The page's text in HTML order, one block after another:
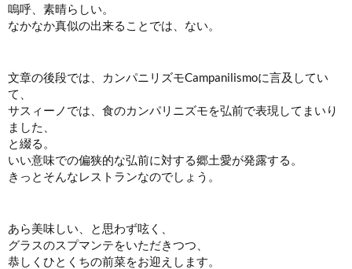
嗚呼、素晴らしい。
なかなか真似の出来ることでは、ない。
文章の後段では、カンパニリズモCampanilismoに言及してい
て、
サスィーノでは、食のカンパリニズモを弘前で表現してまいり
ました、
と綴る。
いい意味での偏狭的な弘前に対する郷土愛が発露する。
きっとそんなレストランなのでしょう。
あら美味しい、と思わず呟く、
グラスのスプマンテをいただきつつ、
恭しくひとくちの前菜をお迎えします。